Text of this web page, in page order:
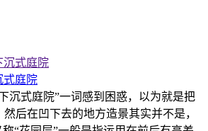
式庭院
沉式庭院”一词感到困惑，以为就是把
然后在凹下去的地方造景其实并不是，